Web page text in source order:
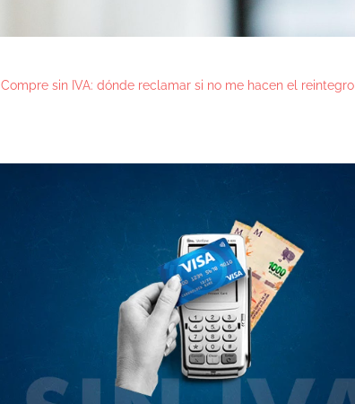
Compre sin IVA: dónde reclamar si no me hacen el reintegro